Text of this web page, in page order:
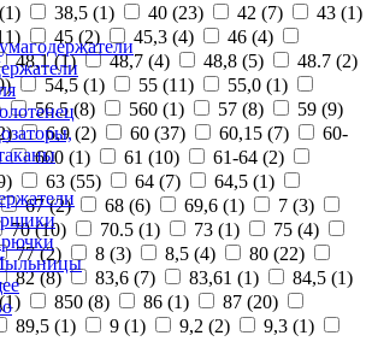
1) 38,5 (1) 40 (23) 42 (7) 43 (1)
) 45 (2) 45,3 (4) 46 (4)
48,1 (1) 48,7 (4) 48,8 (5) 48.7 (2)
) 54,5 (1) 55 (11) 55,0 (1)
56.5 (8) 560 (1) 57 (8) 59 (9)
) 6,9 (2) 60 (37) 60,15 (7)
60-
600 (1) 61 (10) 61-64 (2)
) 63 (55) 64 (7) 64,5 (1)
67 (2) 68 (6) 69,6 (1) 7 (3)
70 (10) 70.5 (1) 73 (1) 75 (4)
77 (2) 8 (3) 8,5 (4) 80 (22)
82 (8) 83,6 (7) 83,61 (1) 84,5 (1)
1) 850 (8) 86 (1) 87 (20)
89,5 (1) 9 (1) 9,2 (2) 9,3 (1)